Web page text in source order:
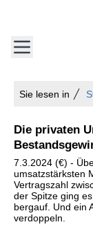
Sie lesen in
Die privaten
7.3.2024 (€) -
umsatzstärksten
Vertragszahl
der Spitze ging
bergauf. Und ein
verdoppeln.